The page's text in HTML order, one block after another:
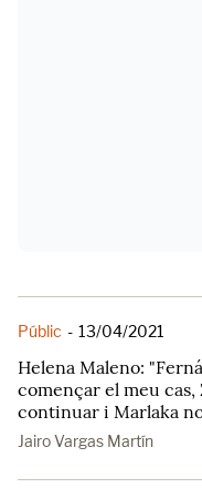
Públic - 13/04/2021
Helena Maleno:
començar el meu cas,
continuar i Marlaka
Jairo Vargas Martín